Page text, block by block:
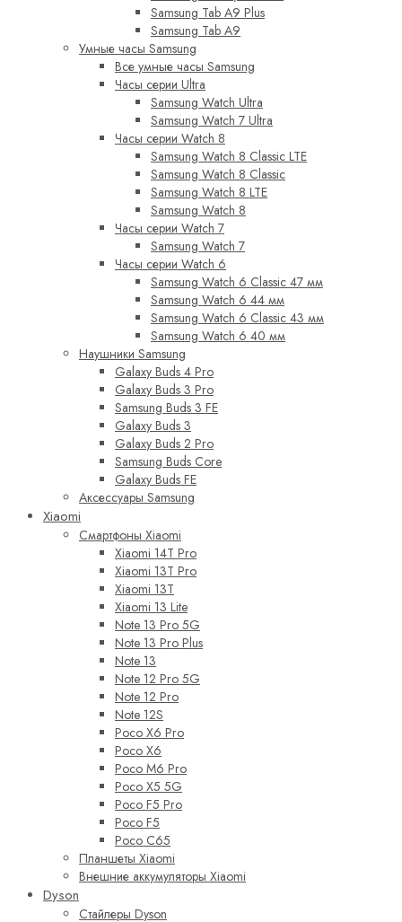
Samsung Tab A9 Plus
Samsung Tab A9
Умные часы Samsung
Все умные часы Samsung
Часы серии Ultra
Samsung Watch Ultra
Samsung Watch 7 Ultra
Часы серии Watch 8
Samsung Watch 8 Classic LTE
Samsung Watch 8 Classic
Samsung Watch 8 LTE
Samsung Watch 8
Часы серии Watch 7
Samsung Watch 7
Часы серии Watch 6
Samsung Watch 6 Classic 47 мм
Samsung Watch 6 44 мм
Samsung Watch 6 Classic 43 мм
Samsung Watch 6 40 мм
Наушники Samsung
Galaxy Buds 4 Pro
Galaxy Buds 3 Pro
Samsung Buds 3 FE
Galaxy Buds 3
Galaxy Buds 2 Pro
Samsung Buds Core
Galaxy Buds FE
Аксессуары Samsung
Xiaomi
Смартфоны Xiaomi
Xiaomi 14T Pro
Xiaomi 13T Pro
Xiaomi 13T
Xiaomi 13 Lite
Note 13 Pro 5G
Note 13 Pro Plus
Note 13
Note 12 Pro 5G
Note 12 Pro
Note 12S
Poco X6 Pro
Poco X6
Poco M6 Pro
Poco X5 5G
Poco F5 Pro
Poco F5
Poco C65
Планшеты Xiaomi
Внешние аккумуляторы Xiaomi
Dyson
Стайлеры Dyson